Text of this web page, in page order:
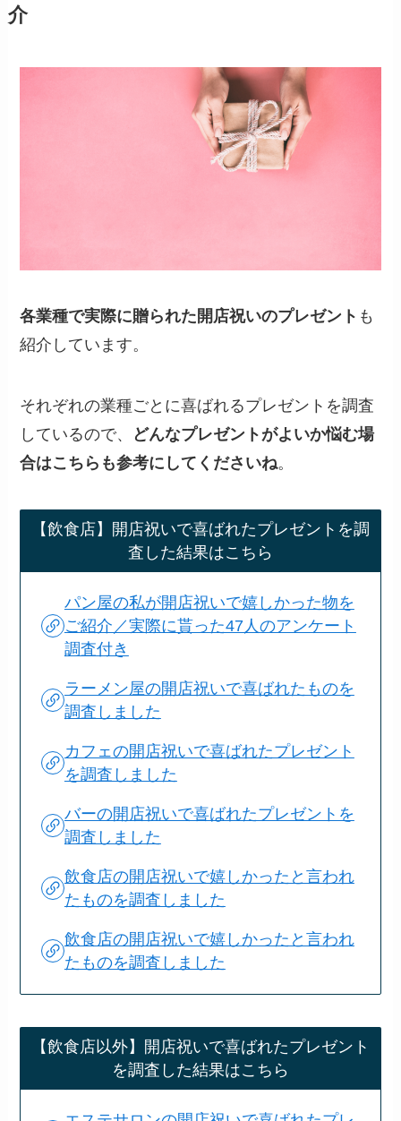
介
各業種で実際に贈られた開店祝いのプレゼント も
紹介しています。
それぞれの業種ごとに喜ばれるプレゼントを調査
しているので、
どんなプレゼントがよいか悩む場
合はこちらも参考にしてくださいね。
【飲食店】開店祝いで喜ばれたプレゼントを調
査した結果はこちら
パン屋の私が開店祝いで嬉しかった物を
ご紹介／実際に貰った47人のアンケート
調査付き
ラーメン屋の開店祝いで喜ばれたものを
調査しました
カフェの開店祝いで喜ばれたプレゼント
を調査しました
バーの開店祝いで喜ばれたプレゼントを
調査しました
飲食店の開店祝いで嬉しかったと言われ
たものを調査しました
飲食店の開店祝いで嬉しかったと言われ
たものを調査しました
【飲食店以外】開店祝いで喜ばれたプレゼント
を調査した結果はこちら